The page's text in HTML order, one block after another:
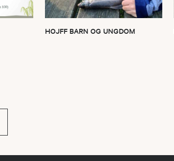
HOJFF BARN OG UNGDOM